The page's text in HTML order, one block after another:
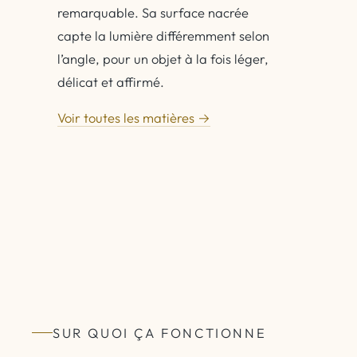
remarquable. Sa surface nacrée
capte la lumière différemment selon
l’angle, pour un objet à la fois léger,
délicat et affirmé.
Voir toutes les matières →
SUR QUOI ÇA FONCTIONNE